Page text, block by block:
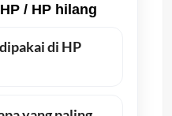
/ HP hilang
di HP